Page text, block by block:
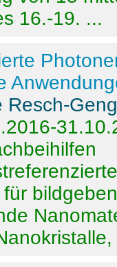
16.-19. ...
Resch-